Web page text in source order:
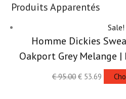
Produits Apparentés
Sale!
Homme Dickies
Oakport Grey Melange
€95.00 € 53.69